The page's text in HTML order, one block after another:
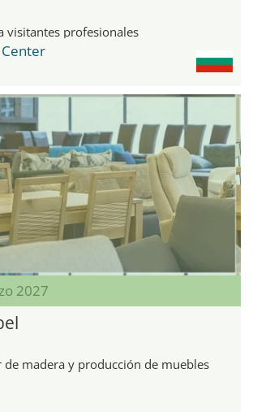
visitantes profesionales
Center
2027
de madera y producción de muebles